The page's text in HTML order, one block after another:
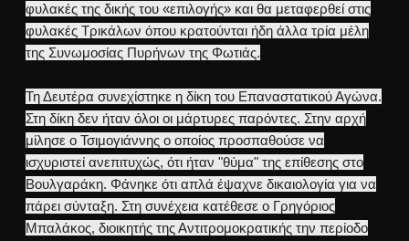
φυλακές της δικής του «επιλογής» και θα μεταφερθεί στις
φυλακές Τρικάλων όπου κρατούνται ήδη άλλα τρία μέλη
της Συνωμοσίας Πυρήνων της Φωτιάς.
Τη Δευτέρα συνεχίστηκε η δίκη του Επαναστατικού Αγώνα.
Στη δίκη δεν ήταν όλοι οι μάρτυρες παρόντες. Στην αρχή
μίλησε ο Τσιμογιάννης ο οποίος προσπαθούσε να
ισχυριστεί ανεπιτυχώς, ότι ήταν "θύμα" της επίθεσης στο
Βουλγαράκη. Φάνηκε ότι απλά έψαχνε δικαιολογία για να
πάρει σύνταξη. Στη συνέχεια κατέθεσε ο Γρηγόριος
Μπαλάκος, διοικητής της Αντιτρομοκρατικής την περίοδο